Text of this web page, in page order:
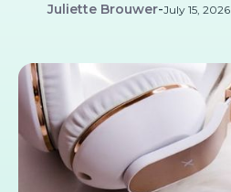
Juliette Brouwer-July 15, 2026